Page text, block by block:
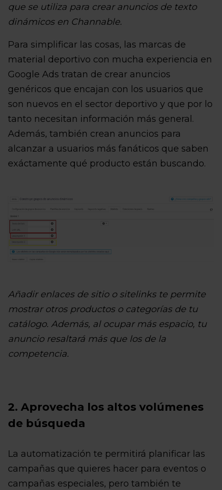
que se utiliza para crear anuncios de texto
dinámicos en Channable.
Para simplificar las cosas, las marcas de
material deportivo con mucha experiencia en
Google Ads tratan de crear anuncios
genéricos que encajan con los usuarios que
son nuevos en el sector deportivo y que por lo
tanto necesitan información más general.
Además, también crean anuncios para
alcanzar a usuarios más fanáticos que saben
exáctamente qué producto están buscando.
Añadir enlaces de sitio o sitelinks te permite
mostrar otros productos o categorías de tu
catálogo. Además, al ocupar más espacio, tu
anuncio resaltará más que los de la
competencia.
2. Aprovecha los altos volúmenes
de búsqueda
La automatización te permitirá planificar las
campañas que quieres hacer para eventos o
campañas especiales, pero también te